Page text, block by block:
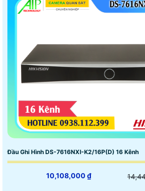
Đầu Ghi Hình DS-7616NXI-K2/16P(D) 16 Kênh
10,108,000 ₫